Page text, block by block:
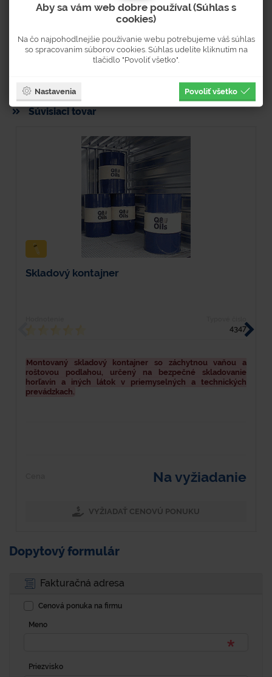
Dokumenty k stiahnutiu
Strana v tlačenom katalógu: 245
Súvisiaci tovar
Skladový kontajner
4347
Montovaný skladový kontajner so záchytnou vaňou a
roštovou podlahou, určený na bezpečné skladovanie
horľavín a iných látok v priemyselných a technických
prevádzkach.
Na vyžiadanie
VYŽIADAŤ CENOVÚ PONUKU
Dopytový formulár
Fakturačná adresa
Cenová ponuka na firmu
Meno
Priezvisko
Aby sa vám web dobre používal (Súhlas s
cookies)
Na čo najpohodlnejšie používanie webu potrebujeme váš súhlas
so spracovaním súborov cookies. Súhlas udelíte kliknutím na
tlačidlo "Povoliť všetko".
Nastavenia Povoliť všetko